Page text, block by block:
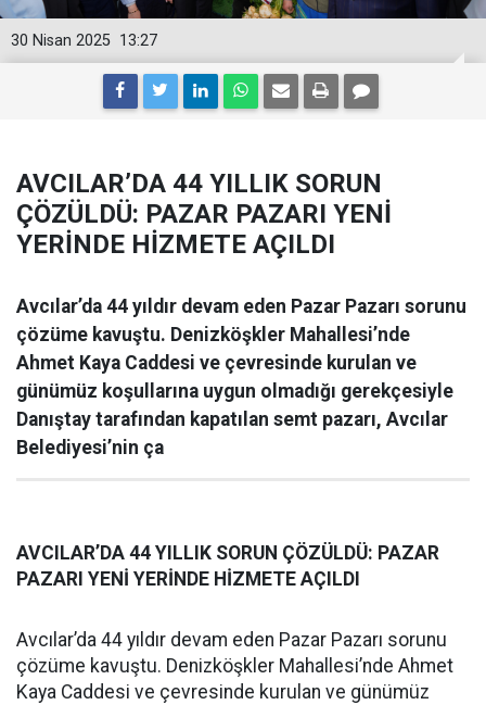
13:27
30 Nisan 2025
AVCILAR’DA 44 YILLIK SORUN
ÇÖZÜLDÜ: PAZAR PAZARI YENİ
YERİNDE HİZMETE AÇILDI
Avcılar’da 44 yıldır devam eden Pazar Pazarı sorunu
çözüme kavuştu. Denizköşkler Mahallesi’nde
Ahmet Kaya Caddesi ve çevresinde kurulan ve
günümüz koşullarına uygun olmadığı gerekçesiyle
Danıştay tarafından kapatılan semt pazarı, Avcılar
Belediyesi’nin ça
AVCILAR’DA 44 YILLIK SORUN ÇÖZÜLDÜ: PAZAR
PAZARI YENİ YERİNDE HİZMETE AÇILDI
Avcılar’da 44 yıldır devam eden Pazar Pazarı sorunu
çözüme kavuştu. Denizköşkler Mahallesi’nde Ahmet
Kaya Caddesi ve çevresinde kurulan ve günümüz